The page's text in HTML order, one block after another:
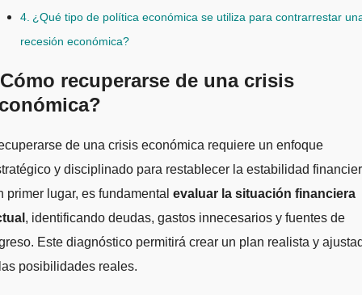
¿Qué tipo de política económica se utiliza para contrarrestar
recesión económica?
recuperarse de una crisis
y disciplinado para restablecer la estabilidad
primer lugar, es fundamental evaluar la situación financiera
, identificando deudas, gastos innecesarios y fuentes de
Este diagnóstico permitirá crear un plan realista y
posibilidades reales.